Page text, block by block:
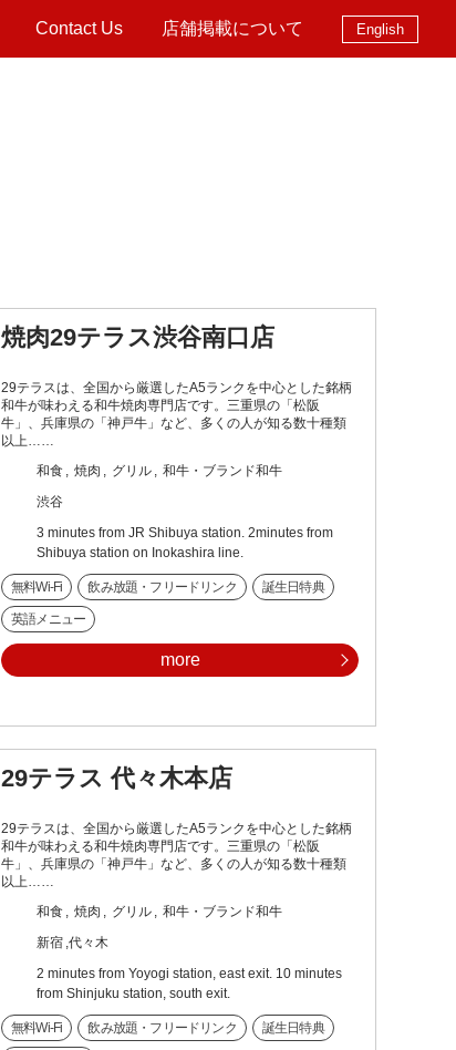
Contact Us 店舗掲載について English
焼肉29テラス渋谷南口店
29テラスは、全国から厳選したA5ランクを中心とした銘柄
和牛が味わえる和牛焼肉専門店です。三重県の「松阪
牛」、兵庫県の「神戸牛」など、多くの人が知る数十種類
以上……
和食
焼肉 グリル
和牛・ブランド和牛
渋谷
3 minutes from JR Shibuya station. 2minutes from
Shibuya station on Inokashira line.
無料Wi-Fi 飲み放題・フリードリンク 誕生日特典
英語メニュー
more
29テラス 代々木本店
29テラスは、全国から厳選したA5ランクを中心とした銘柄
和牛が味わえる和牛焼肉専門店です。三重県の「松阪
牛」、兵庫県の「神戸牛」など、多くの人が知る数十種類
以上……
和食
焼肉 グリル
和牛・ブランド和牛
新宿 代々木
2 minutes from Yoyogi station, east exit. 10 minutes
from Shinjuku station, south exit.
無料Wi-Fi 飲み放題・フリードリンク 誕生日特典